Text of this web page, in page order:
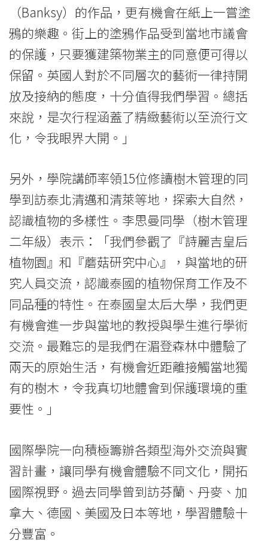
（Banksy）的作品，更有機會在紙上一嘗塗
鴉的樂趣。街上的塗鴉作品受到當地市議會
的保護，只要獲建築物業主的同意便可得以
保留。英國人對於不同層次的藝術一律持開
放及接納的態度，十分值得我們學習。總括
來說，是次行程涵蓋了精緻藝術以至流行文
化，令我眼界大開。」
另外，學院講師率領15位修讀樹木管理的同
學到訪泰北清邁和清萊等地，探索大自然，
認識植物的多樣性。李思曼同學（樹木管理
二年級）表示：「我們參觀了『詩麗吉皇后
植物園』和『蘑菇研究中心』，與當地的研
究人員交流，認識泰國的植物保育工作及不
同品種的特性。在泰國皇太后大學，我們更
有機會進一步與當地的教授與學生進行學術
交流。最難忘的是我們在湄登森林中體驗了
兩天的原始生活，有機會近距離接觸當地獨
有的樹木，令我真切地體會到保護環境的重
要性。」
國際學院一向積極籌辦各類型海外交流與實
習計畫，讓同學有機會體驗不同文化，開拓
國際視野。過去同學曾到訪芬蘭、丹麥、加
拿大、德國、美國及日本等地，學習體驗十
分豐富。